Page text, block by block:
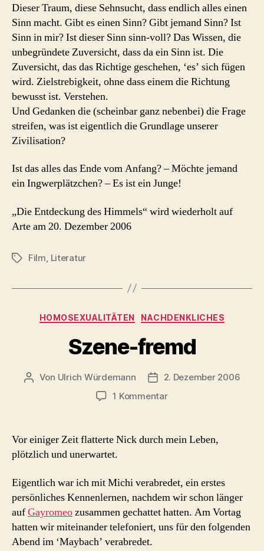
Dieser Traum, diese Sehnsucht, dass endlich alles einen
Sinn macht. Gibt es einen Sinn? Gibt jemand Sinn? Ist
Sinn in mir? Ist dieser Sinn sinn-voll? Das Wissen, die
unbegründete Zuversicht, dass da ein Sinn ist. Die
Zuversicht, das das Richtige geschehen, ‘es’ sich fügen
wird. Zielstrebigkeit, ohne dass einem die Richtung
bewusst ist. Verstehen.
Und Gedanken die (scheinbar ganz nebenbei) die Frage
streifen, was ist eigentlich die Grundlage unserer
Zivilisation?
Ist das alles das Ende vom Anfang? – Möchte jemand
ein Ingwerplätzchen? – Es ist ein Junge!
„Die Entdeckung des Himmels“ wird wiederholt auf
Arte am 20. Dezember 2006
Schlagwörter
Film Literatur
Kategorien
HOMOSEXUALITÄTEN NACHDENKLICHES
Szene-fremd
Beitragsautor
Von Ulrich Würdemann Beitragsdatum
2. Dezember 2006
1 Kommentarzu
Vor einiger Zeit flatterte Nick durch mein Leben,
plötzlich und unerwartet.
Eigentlich war ich mit Michi verabredet, ein erstes
persönliches Kennenlernen, nachdem wir schon länger
aufGayromeozusammen gechattet hatten. Am Vortag
hatten wir miteinander telefoniert, uns für den folgenden
Abend im ‘Maybach’ verabredet.